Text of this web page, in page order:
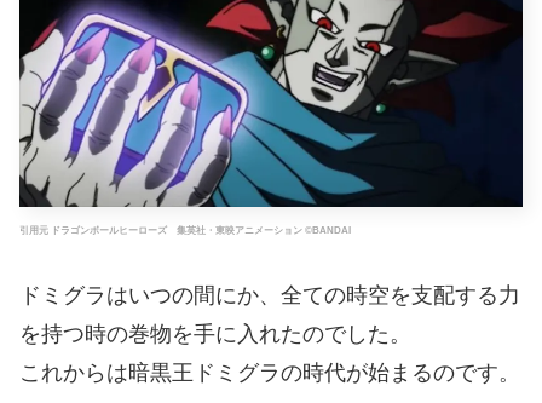
引用元 ドラゴンボールヒーローズ 集英社・東映アニメーション ©BANDAI
ドミグラはいつの間にか、全ての時空を支配する力
を持つ時の巻物を手に入れたのでした。
これからは暗黒王ドミグラの時代が始まるのです。